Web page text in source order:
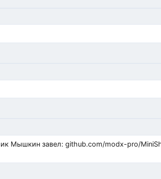
issues/480 github.com/modx-